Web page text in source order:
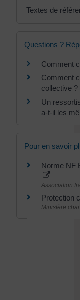
Textes de
Questions ?
Comment
Comment
collective ?
Un
a-t-il les
Pour en savoir
Norme NF
Association
Protection
Ministère